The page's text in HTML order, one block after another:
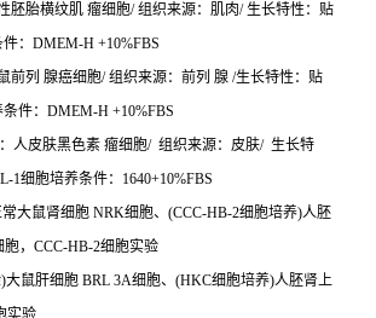
胚胎横纹肌 瘤细胞/ 组织来源：肌肉/ 生长特性：贴
：DMEM-H +10%FBS
前列 腺癌细胞/ 组织来源：前列 腺 /生长特性：贴
件：DMEM-H +10%FBS
人皮肤黑色素 瘤细胞/ 组织来源：皮肤/ 生长特
1细胞培养条件：1640+10%FBS
大鼠肾细胞 NRK细胞、(CCC-HB-2细胞培养)人胚
，CCC-HB-2细胞实验
大鼠肝细胞 BRL 3A细胞、(HKC细胞培养)人胚肾上
实验